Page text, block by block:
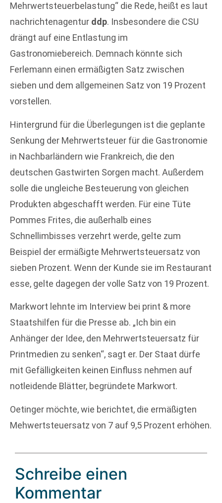
Mehrwertsteuerbelastung“ die Rede, heißt es laut
nachrichtenagentur ddp. Insbesondere die CSU
drängt auf eine Entlastung im
Gastronomiebereich. Demnach könnte sich
Ferlemann einen ermäßigten Satz zwischen
sieben und dem allgemeinen Satz von 19 Prozent
vorstellen.
Hintergrund für die Überlegungen ist die geplante
Senkung der Mehrwertsteuer für die Gastronomie
in Nachbarländern wie Frankreich, die den
deutschen Gastwirten Sorgen macht. Außerdem
solle die ungleiche Besteuerung von gleichen
Produkten abgeschafft werden. Für eine Tüte
Pommes Frites, die außerhalb eines
Schnellimbisses verzehrt werde, gelte zum
Beispiel der ermäßigte Mehrwertsteuersatz von
sieben Prozent. Wenn der Kunde sie im Restaurant
esse, gelte dagegen der volle Satz von 19 Prozent.
Markwort lehnte im Interview bei print & more
Staatshilfen für die Presse ab. „Ich bin ein
Anhänger der Idee, den Mehrwertsteuersatz für
Printmedien zu senken“, sagt er. Der Staat dürfe
mit Gefälligkeiten keinen Einfluss nehmen auf
notleidende Blätter, begründete Markwort.
Oetinger möchte, wie berichtet, die ermäßigten
Mehwertsteuersatz von 7 auf 9,5 Prozent erhöhen.
Schreibe einen
Kommentar